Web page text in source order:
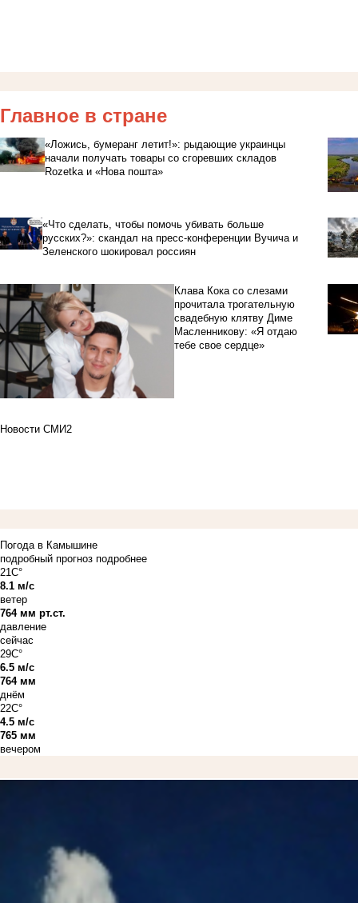
Главное в стране
«Ложись, бумеранг летит!»: рыдающие украинцы
начали получать товары со сгоревших складов
Rozetka и «Нова пошта»
«Что сделать, чтобы помочь убивать больше
русских?»: скандал на пресс-конференции Вучича и
Зеленского шокировал россиян
Клава Кока со слезами
прочитала трогательную
свадебную клятву Диме
Масленникову: «Я отдаю
тебе свое сердце»
Новости СМИ2
Погода в Камышине
подробный прогноз подробнее
21C°
8.1 м/с
ветер
764 мм рт.ст.
давление
сейчас
29C°
6.5 м/с
764 мм
днём
22C°
4.5 м/с
765 мм
вечером